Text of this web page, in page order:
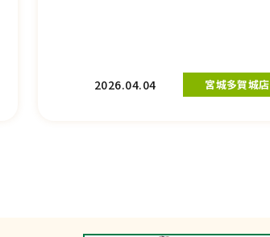
2026.04.04 宮城多賀城店